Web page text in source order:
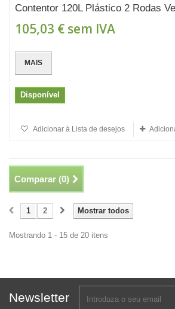
Contentor 120L Plástico 2 Rodas
105,03 € sem IVA
MAIS
Disponível
Adicionar à Lista de desejos
Comparar (0)
Mostrar todos
1 2
Mostrando 1 - 15 de 20 itens
Newsletter